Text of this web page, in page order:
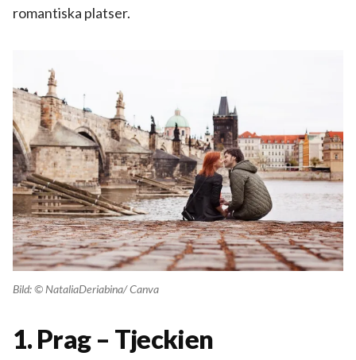
romantiska platser.
Bild: © NataliaDeriabina/ Canva
1. Prag – Tjeckien